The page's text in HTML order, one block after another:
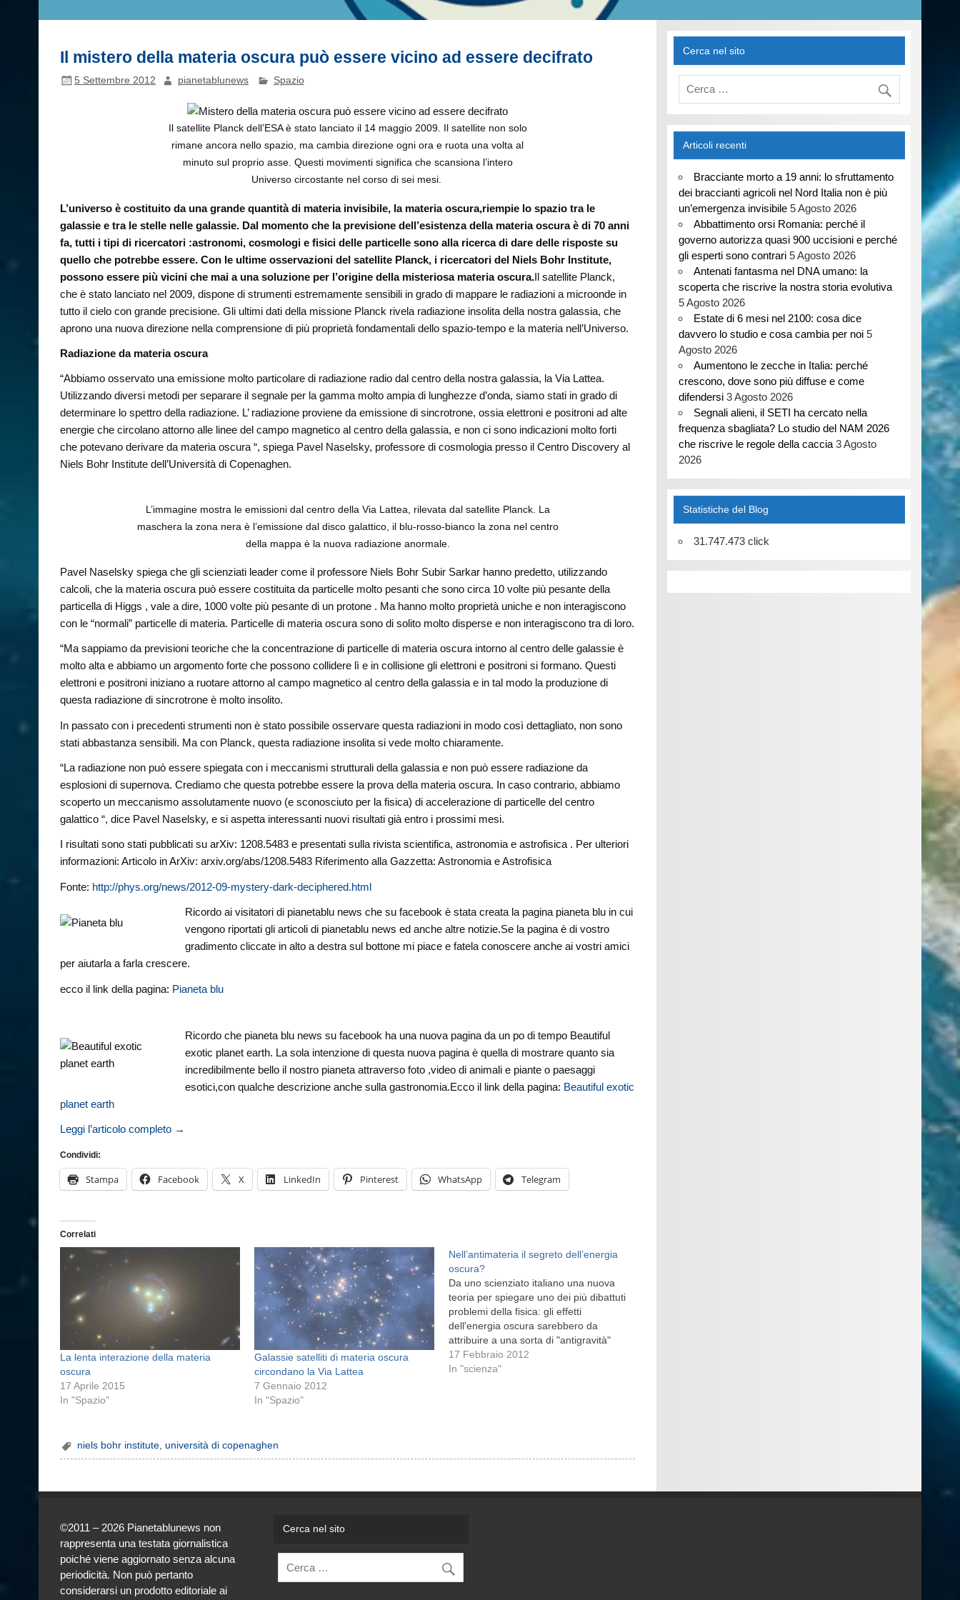
Il mistero della materia oscura può essere vicino ad essere decifrato
5 Settembre 2012 pianetablunews Spazio
Il satellite Planck dell’ESA è stato lanciato il 14 maggio 2009. Il satellite non solo
rimane ancora nello spazio, ma cambia direzione ogni ora e ruota una volta al
minuto sul proprio asse. Questi movimenti significa che scansiona l’intero
Universo circostante nel corso di sei mesi.
L’universo è costituito da una grande quantità di materia invisibile, la materia oscura,riempie lo spazio tra le
galassie e tra le stelle nelle galassie. Dal momento che la previsione dell’esistenza della materia oscura è di 70 anni
fa, tutti i tipi di ricercatori :astronomi, cosmologi e fisici delle particelle sono alla ricerca di dare delle risposte su
quello che potrebbe essere. Con le ultime osservazioni del satellite Planck, i ricercatori del Niels Bohr Institute,
possono essere più vicini che mai a una soluzione per l’origine della misteriosa materia oscura.Il satellite Planck,
che è stato lanciato nel 2009, dispone di strumenti estremamente sensibili in grado di mappare le radiazioni a microonde in
tutto il cielo con grande precisione. Gli ultimi dati della missione Planck rivela radiazione insolita della nostra galassia, che
aprono una nuova direzione nella comprensione di più proprietà fondamentali dello spazio-tempo e la materia nell’Universo.
Radiazione da materia oscura
“Abbiamo osservato una emissione molto particolare di radiazione radio dal centro della nostra galassia, la Via Lattea.
Utilizzando diversi metodi per separare il segnale per la gamma molto ampia di lunghezze d’onda, siamo stati in grado di
determinare lo spettro della radiazione. L’ radiazione proviene da emissione di sincrotrone, ossia elettroni e positroni ad alte
energie che circolano attorno alle linee del campo magnetico al centro della galassia, e non ci sono indicazioni molto forti
che potevano derivare da materia oscura “, spiega Pavel Naselsky, professore di cosmologia presso il Centro Discovery al
Niels Bohr Institute dell’Università di Copenaghen.
L’immagine mostra le emissioni dal centro della Via Lattea, rilevata dal satellite Planck. La
maschera la zona nera è l’emissione dal disco galattico, il blu-rosso-bianco la zona nel centro
della mappa è la nuova radiazione anormale.
Pavel Naselsky spiega che gli scienziati leader come il professore Niels Bohr Subir Sarkar hanno predetto, utilizzando
calcoli, che la materia oscura può essere costituita da particelle molto pesanti che sono circa 10 volte più pesante della
particella di Higgs , vale a dire, 1000 volte più pesante di un protone . Ma hanno molto proprietà uniche e non interagiscono
con le “normali” particelle di materia. Particelle di materia oscura sono di solito molto disperse e non interagiscono tra di loro.
“Ma sappiamo da previsioni teoriche che la concentrazione di particelle di materia oscura intorno al centro delle galassie è
molto alta e abbiamo un argomento forte che possono collidere lì e in collisione gli elettroni e positroni si formano. Questi
elettroni e positroni iniziano a ruotare attorno al campo magnetico al centro della galassia e in tal modo la produzione di
questa radiazione di sincrotrone è molto insolito.
In passato con i precedenti strumenti non è stato possibile osservare questa radiazioni in modo così dettagliato, non sono
stati abbastanza sensibili. Ma con Planck, questa radiazione insolita si vede molto chiaramente.
“La radiazione non può essere spiegata con i meccanismi strutturali della galassia e non può essere radiazione da
esplosioni di supernova. Crediamo che questa potrebbe essere la prova della materia oscura. In caso contrario, abbiamo
scoperto un meccanismo assolutamente nuovo (e sconosciuto per la fisica) di accelerazione di particelle del centro
galattico “, dice Pavel Naselsky, e si aspetta interessanti nuovi risultati già entro i prossimi mesi.
I risultati sono stati pubblicati su arXiv: 1208.5483 e presentati sulla rivista scientifica, astronomia e astrofisica . Per ulteriori
informazioni: Articolo in ArXiv: arxiv.org/abs/1208.5483 Riferimento alla Gazzetta: Astronomia e Astrofisica
Fonte: http://phys.org/news/2012-09-mystery-dark-deciphered.html
Ricordo ai visitatori di pianetablu news che su facebook è stata creata la pagina pianeta blu in cui
vengono riportati gli articoli di pianetablu news ed anche altre notizie.Se la pagina è di vostro
gradimento cliccate in alto a destra sul bottone mi piace e fatela conoscere anche ai vostri amici
per aiutarla a farla crescere.
ecco il link della pagina: Pianeta blu
Ricordo che pianeta blu news su facebook ha una nuova pagina da un po di tempo Beautiful
exotic planet earth. La sola intenzione di questa nuova pagina è quella di mostrare quanto sia
incredibilmente bello il nostro pianeta attraverso foto ,video di animali e piante o paesaggi
esotici,con qualche descrizione anche sulla gastronomia.Ecco il link della pagina: Beautiful exotic
planet earth
Leggi l’articolo completo →
Condividi:
Stampa Facebook X LinkedIn Pinterest WhatsApp Telegram
Correlati
La lenta interazione della materia
oscura
17 Aprile 2015
In "Spazio"
Galassie satelliti di materia oscura
circondano la Via Lattea
7 Gennaio 2012
In "Spazio"
Nell’antimateria il segreto dell’energia
oscura?
Da uno scienziato italiano una nuova
teoria per spiegare uno dei più dibattuti
problemi della fisica: gli effetti
dell'energia oscura sarebbero da
attribuire a una sorta di "antigravità"
creata dalla repulsione tra materia e
antimateria Una cronologia
17 Febbraio 2012
In "scienza"
niels bohr institute ,università di copenaghen
Cerca nel sito
Articoli recenti
Bracciante morto a 19 anni: lo sfruttamento
dei braccianti agricoli nel Nord Italia non è più
un’emergenza invisibile 5 Agosto 2026
Abbattimento orsi Romania: perché il
governo autorizza quasi 900 uccisioni e perché
gli esperti sono contrari 5 Agosto 2026
Antenati fantasma nel DNA umano: la
scoperta che riscrive la nostra storia evolutiva
5 Agosto 2026
Estate di 6 mesi nel 2100: cosa dice
davvero lo studio e cosa cambia per noi 5
Agosto 2026
Aumentono le zecche in Italia: perché
crescono, dove sono più diffuse e come
difendersi 3 Agosto 2026
Segnali alieni, il SETI ha cercato nella
frequenza sbagliata? Lo studio del NAM 2026
che riscrive le regole della caccia 3 Agosto
2026
Statistiche del Blog
31.747.473 click
©2011 – 2026 Pianetablunews non
rappresenta una testata giornalistica
poiché viene aggiornato senza alcuna
periodicità. Non può pertanto
considerarsi un prodotto editoriale ai
Cerca nel sito